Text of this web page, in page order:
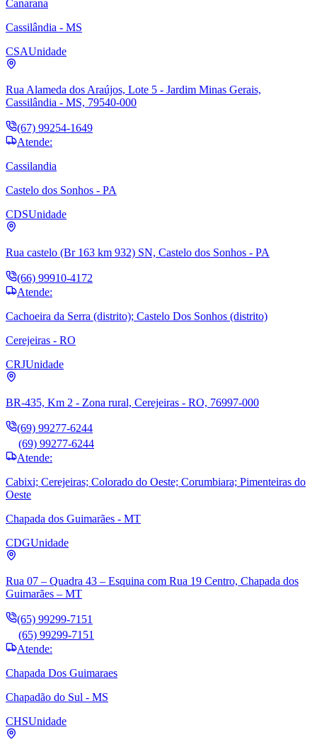
Canarana
Cassilândia - MS
CSAUnidade
Rua Alameda dos Araújos, Lote 5 - Jardim Minas Gerais,
Cassilândia - MS, 79540-000
(67) 99254-1649
Atende:
Cassilandia
Castelo dos Sonhos - PA
CDSUnidade
Rua castelo (Br 163 km 932) SN, Castelo dos Sonhos - PA
(66) 99910-4172
Atende:
Cachoeira da Serra (distrito); Castelo Dos Sonhos (distrito)
Cerejeiras - RO
CRJUnidade
BR-435, Km 2 - Zona rural, Cerejeiras - RO, 76997-000
(69) 99277-6244
(69) 99277-6244
Atende:
Cabixi; Cerejeiras; Colorado do Oeste; Corumbiara; Pimenteiras do
Oeste
Chapada dos Guimarães - MT
CDGUnidade
Rua 07 – Quadra 43 – Esquina com Rua 19 Centro, Chapada dos
Guimarães – MT
(65) 99299-7151
(65) 99299-7151
Atende:
Chapada Dos Guimaraes
Chapadão do Sul - MS
CHSUnidade